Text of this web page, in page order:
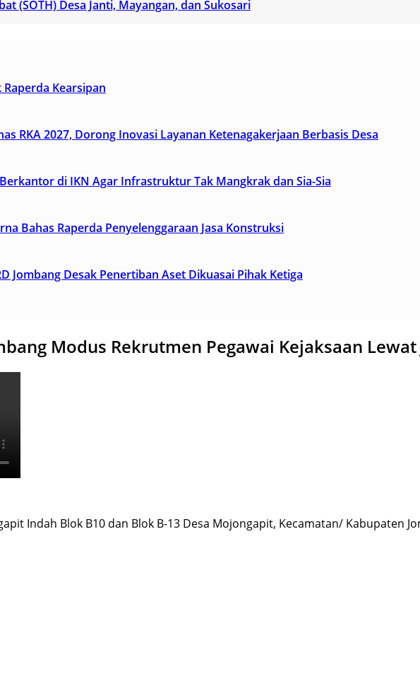
(SOTH) Desa Janti, Mayangan, dan Sukosari
Kearsipan
RKA 2027, Dorong Inovasi Layanan Ketenagakerjaan Berbasis Desa
di IKN Agar Infrastruktur Tak Mangkrak dan Sia-Sia
Bahas Raperda Penyelenggaraan Jasa Konstruksi
Jombang Desak Penertiban Aset Dikuasai Pihak Ketiga
Modus Rekrutmen Pegawai Kejaksaan
Indah Blok B10 dan Blok B-13 Desa Mojongapit, Kecamatan/ Kabupaten